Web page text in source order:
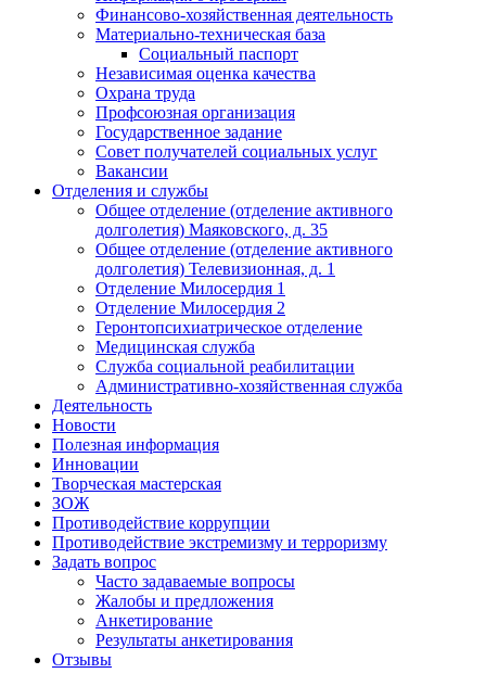
Финансово-хозяйственная деятельность
Материально-техническая база
Социальный паспорт
Независимая оценка качества
Охрана труда
Профсоюзная организация
Государственное задание
Совет получателей социальных услуг
Вакансии
Отделения и службы
Общее отделение (отделение активного
долголетия) Маяковского, д. 35
Общее отделение (отделение активного
долголетия) Телевизионная, д. 1
Отделение Милосердия 1
Отделение Милосердия 2
Геронтопсихиатрическое отделение
Медицинская служба
Служба социальной реабилитации
Административно-хозяйственная служба
Деятельность
Новости
Полезная информация
Инновации
Творческая мастерская
ЗОЖ
Противодействие коррупции
Противодействие экстремизму и терроризму
Задать вопрос
Часто задаваемые вопросы
Жалобы и предложения
Анкетирование
Результаты анкетирования
Отзывы